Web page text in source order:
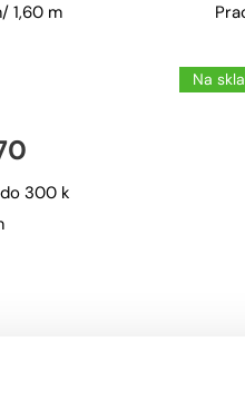
1,60 m
300 k
Na